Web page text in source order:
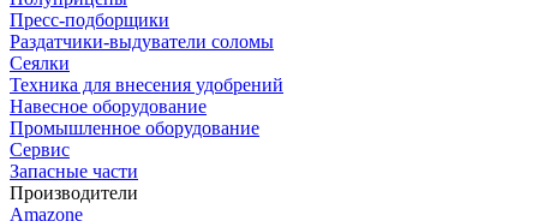
Пресс-подборщики
Раздатчики-выдуватели соломы
Сеялки
Техника для внесения удобрений
Навесное оборудование
Промышленное оборудование
Сервис
Запасные части
Производители
Amazone